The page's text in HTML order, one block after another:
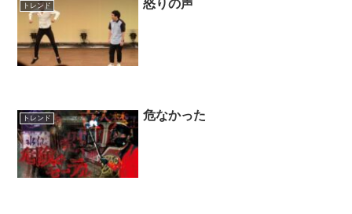
トレンド 怒りの声
トレンド 危なかった